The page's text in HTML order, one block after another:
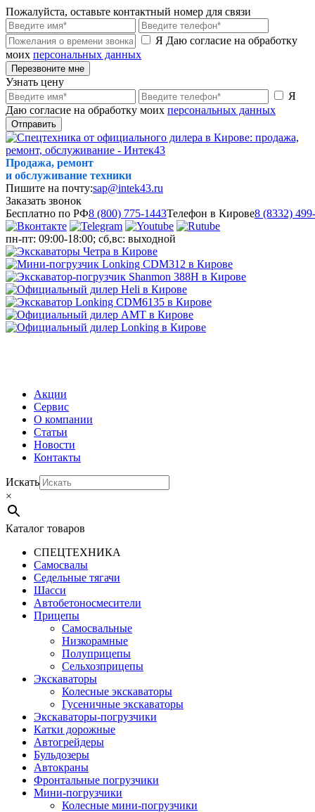
Пожалуйста, оставьте контактный номер для связи
Я Даю согласие на обработку
моих персональных данных
Перезвоните мне
Узнать цену
Я
Даю согласие на обработку моих персональных данных
Отправить
Продажа, ремонт
и обслуживание техники
Пишите на почту:sap@intek43.ru
Заказать звонок
Бесплатно по РФ8 (800) 775-1443Телефон в Кирове8 (8332)
пн-пт: 09:00-18:00; сб,вс: выходной
Акции
Сервис
О компании
Статьи
Новости
Контакты
Искать
×
Каталог товаров
СПЕЦТЕХНИКА
Самосвалы
Седельные тягачи
Шасси
Автобетоно­смесители
Прицепы
Самосвальные
Низкорамные
Полуприцепы
Сельхозприцепы
Экскаваторы
Колесные экскаваторы
Гусеничные экскаваторы
Экскаваторы-погрузчики
Катки дорожные
Автогрейдеры
Бульдозеры
Автокраны
Фронтальные погрузчики
Мини-погрузчики
Колесные мини-погрузчики